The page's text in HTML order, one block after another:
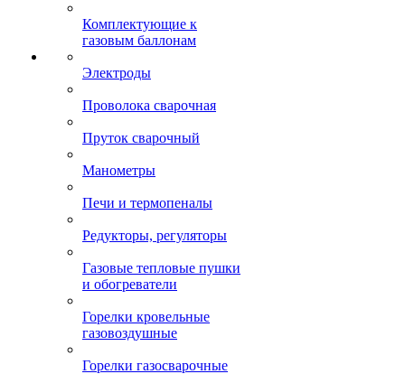
Комплектующие к
газовым баллонам
Электроды
Проволока сварочная
Пруток сварочный
Манометры
Печи и термопеналы
Редукторы, регуляторы
Газовые тепловые пушки
и обогреватели
Горелки кровельные
газовоздушные
Горелки газосварочные